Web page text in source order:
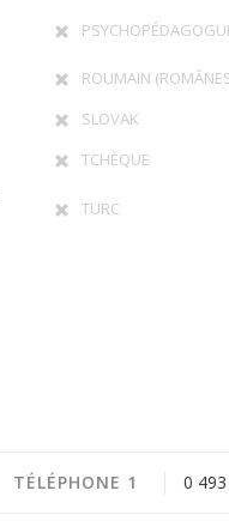
ROUMAIN
SLOVAK
TCHÈQUE
TURC
TÉLÉPHONE 1 0